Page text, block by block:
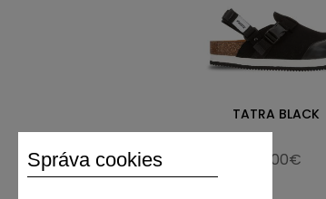
TATRA BLACK
125,00€
Správa cookies